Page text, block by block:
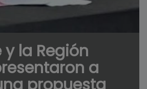
y la Región
a